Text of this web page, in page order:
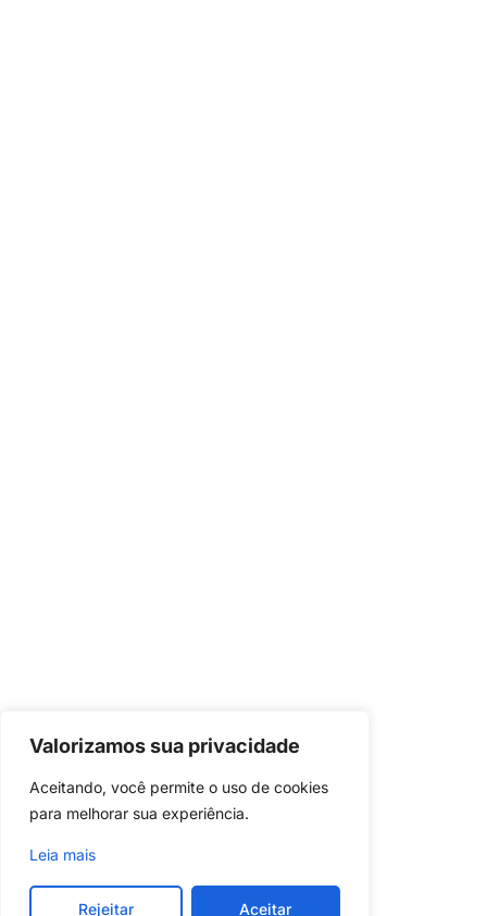
Valorizamos sua privacidade
Aceitando, você permite o uso de cookies
para melhorar sua experiência.
Leia mais
Rejeitar Aceitar